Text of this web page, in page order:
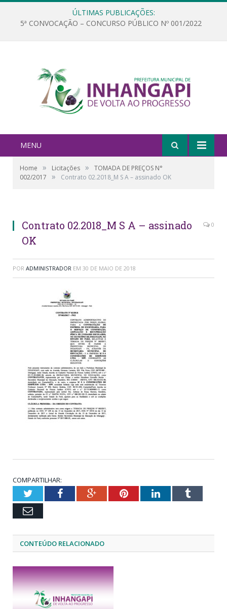
ÚLTIMAS PUBLICAÇÕES:
5ª CONVOCAÇÃO – CONCURSO PÚBLICO Nº 001/2022
MENU
Home » Licitações »
TOMADA DE PREÇOS N°
002/2017
» Contrato 02.2018_M S A – assinado OK
Contrato 02.2018_M S A – assinado
OK
0
POR ADMINISTRADOR EM 30 DE MAIO DE 2018
COMPARTILHAR:
TwitterFacebookGoogle+PinterestLinkedInTumblr
Email
CONTEÚDO RELACIONADO